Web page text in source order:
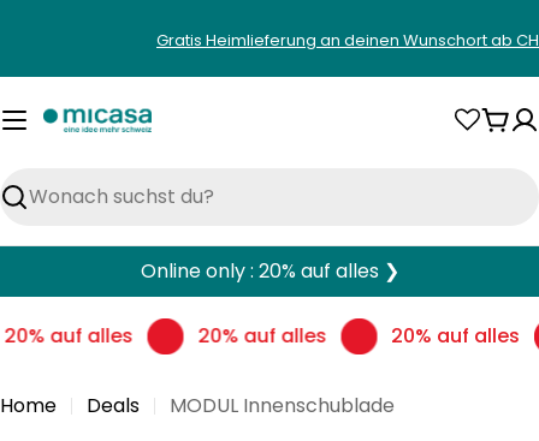
springen
Gratis Heimlieferung an deinen Wunschort ab
Suchen
Online only : 20% auf alles ❯
20% auf alles 20% auf alles 20% auf alles
Home Deals MODUL Innenschublade